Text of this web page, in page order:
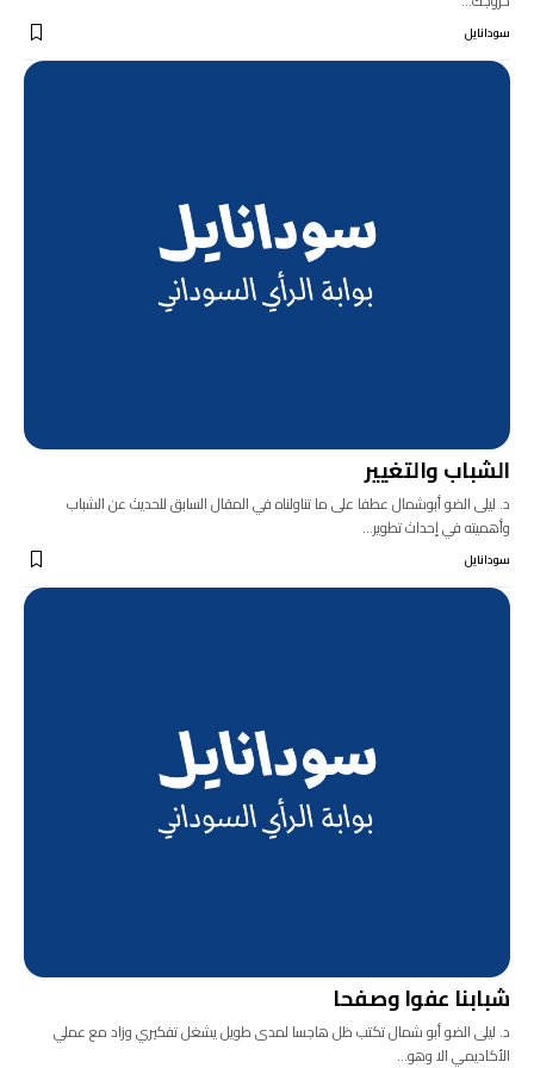
سودانايل
الشباب والتغيير
د. ليلى الضو أبوشمال عطفا على ما تناولناه في المقال السابق للحديث عن الشباب
وأهميته في إحداث تطوير…
سودانايل
شبابنا عفوا وصفحا
د. ليلى الضو أبو شمال تكتب ظل هاجسا لمدى طويل يشغل تفكيري وزاد مع عملي
الأكاديمي الا وهو…